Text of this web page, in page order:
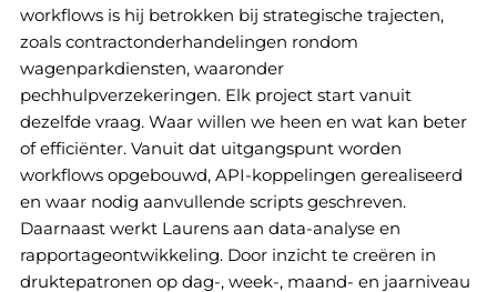
workflows is hij betrokken bij strategische trajecten,
zoals contractonderhandelingen rondom
wagenparkdiensten, waaronder
pechhulpverzekeringen. Elk project start vanuit
dezelfde vraag. Waar willen we heen en wat kan beter
of efficiënter. Vanuit dat uitgangspunt worden
workflows opgebouwd, API-koppelingen gerealiseerd
en waar nodig aanvullende scripts geschreven.
Daarnaast werkt Laurens aan data-analyse en
rapportageontwikkeling. Door inzicht te creëren in
druktepatronen op dag-, week-, maand- en jaarniveau